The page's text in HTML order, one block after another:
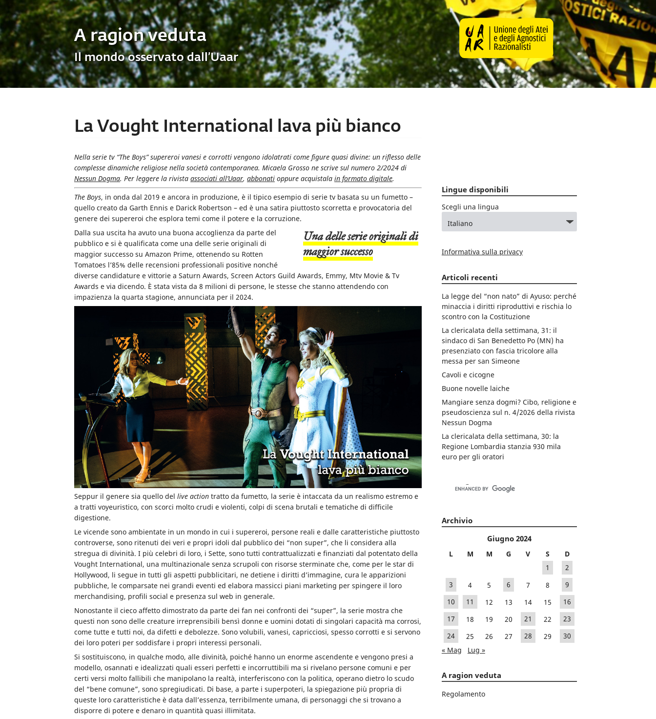
A ragion veduta
Il mondo osservato dall’Uaar
La Vought International lava più bianco
Nella serie tv “The Boys” supereroi vanesi e corrotti vengono idolatrati come figure quasi divine: un riflesso delle
complesse dinamiche religiose nella società contemporanea. Micaela Grosso ne scrive sul numero 2/2024 di
Nessun Dogma. Per leggere la rivista associati all’Uaar, abbonati oppure acquistala in formato digitale.
The Boys, in onda dal 2019 e ancora in produzione, è il tipico esempio di serie tv basata su un fumetto –
quello creato da Garth Ennis e Darick Robertson – ed è una satira piuttosto scorretta e provocatoria del
genere dei supereroi che esplora temi come il potere e la corruzione.
una delle serie originali di
maggior successo
Dalla sua uscita ha avuto una buona accoglienza da parte del
pubblico e si è qualificata come una delle serie originali di
maggior successo su Amazon Prime, ottenendo su Rotten
Tomatoes l’85% delle recensioni professionali positive nonché
diverse candidature e vittorie a Saturn Awards, Screen Actors Guild Awards, Emmy, Mtv Movie & Tv
Awards e via dicendo. È stata vista da 8 milioni di persone, le stesse che stanno attendendo con
impazienza la quarta stagione, annunciata per il 2024.
Seppur il genere sia quello del live action tratto da fumetto, la serie è intaccata da un realismo estremo e
a tratti voyeuristico, con scorci molto crudi e violenti, colpi di scena brutali e tematiche di difficile
digestione.
Le vicende sono ambientate in un mondo in cui i supereroi, persone reali e dalle caratteristiche piuttosto
controverse, sono ritenuti dei veri e propri idoli dal pubblico dei “non super”, che li considera alla
stregua di divinità. I più celebri di loro, i Sette, sono tutti contrattualizzati e finanziati dal potentato della
Vought International, una multinazionale senza scrupoli con risorse sterminate che, come per le star di
Hollywood, li segue in tutti gli aspetti pubblicitari, ne detiene i diritti d’immagine, cura le apparizioni
pubbliche, le comparsate nei grandi eventi ed elabora massicci piani marketing per spingere il loro
merchandising, profili social e presenza sul web in generale.
Nonostante il cieco affetto dimostrato da parte dei fan nei confronti dei “super”, la serie mostra che
questi non sono delle creature irreprensibili bensì donne e uomini dotati di singolari capacità ma corrosi,
come tutte e tutti noi, da difetti e debolezze. Sono volubili, vanesi, capricciosi, spesso corrotti e si servono
dei loro poteri per soddisfare i propri interessi personali.
Si sostituiscono, in qualche modo, alle divinità, poiché hanno un enorme ascendente e vengono presi a
modello, osannati e idealizzati quali esseri perfetti e incorruttibili ma si rivelano persone comuni e per
certi versi molto fallibili che manipolano la realtà, interferiscono con la politica, operano dietro lo scudo
del “bene comune”, sono spregiudicati. Di base, a parte i superpoteri, la spiegazione più propria di
queste loro caratteristiche è data dall’essenza, terribilmente umana, di personaggi che si trovano a
disporre di potere e denaro in quantità quasi illimitata.
Lingue disponibili
Scegli una lingua
Informativa sulla privacy
Articoli recenti
La legge del “non nato” di Ayuso: perché
minaccia i diritti riproduttivi e rischia lo
scontro con la Costituzione
La clericalata della settimana, 31: il
sindaco di San Benedetto Po (MN) ha
presenziato con fascia tricolore alla
messa per san Simeone
Cavoli e cicogne
Buone novelle laiche
Mangiare senza dogmi? Cibo, religione e
pseudoscienza sul n. 4/2026 della rivista
Nessun Dogma
La clericalata della settimana, 30: la
Regione Lombardia stanzia 930 mila
euro per gli oratori
Archivio
Giugno 2024
L M M G V S
D
1
2
3
4 5 6 7 8
9
10
11 12 13 14 15
16
17
18 19 20 21 22
23
24
25 26 27 28 29
30
« Mag
Lug »
A ragion veduta
Regolamento